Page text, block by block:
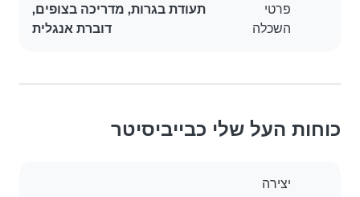
פרטי
השכלה
תעודת בגרות, מדריכה בצופים,
דוברת אנגלית
כוחות העל שלי כבייביסיטר
יצירה